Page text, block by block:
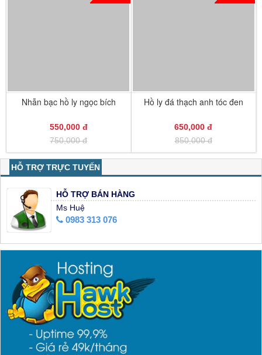
Nhẫn bạc hồ ly ngọc bích
550,000 đ
750,000 đ
Hồ ly đá thạch anh tóc đen
650,000 đ
850,000 đ
HỖ TRỢ TRỰC TUYẾN
HỖ TRỢ BÁN HÀNG
Ms Huệ
0983 313 076